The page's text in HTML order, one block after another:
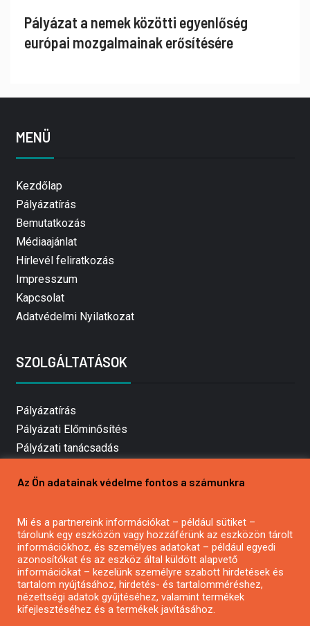
Pályázat a nemek közötti egyenlőség
európai mozgalmainak erősítésére
MENÜ
Kezdőlap
Pályázatírás
Bemutatkozás
Médiaajánlat
Hírlevél feliratkozás
Impresszum
Kapcsolat
Adatvédelmi Nyilatkozat
SZOLGÁLTATÁSOK
Pályázatírás
Pályázati Előminősítés
Pályázati tanácsadás
Mezőgazdasági pályázatírás
Pályázatírás civil szervezeteknek
Pályázatírás önkormányzatoknak
Pályázatfigyelés
Specifikus pályázatfigyelés vagy hírlevél
Az Ön adatainak védelme fontos a számunkra
Mi és a partnereink információkat – például sütiket –
tárolunk egy eszközön vagy hozzáférünk az eszközön tárolt
információkhoz, és személyes adatokat – például egyedi
azonosítókat és az eszköz által küldött alapvető
információkat – kezelünk személyre szabott hirdetések és
tartalom nyújtásához, hirdetés- és tartalomméréshez,
nézettségi adatok gyűjtéséhez, valamint termékek
kifejlesztéséhez és a termékek javításához.